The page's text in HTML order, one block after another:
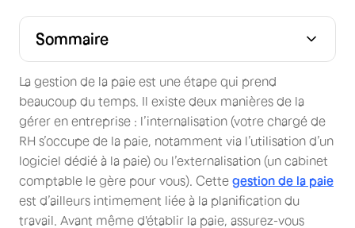
La gestion de la paie est une étape qui prend
beaucoup du temps. Il existe deux manières de la
gérer en entreprise : l’internalisation (votre chargé de
RH s’occupe de la paie, notamment via l’utilisation d’un
logiciel dédié à la paie) ou l’externalisation (un cabinet
comptable le gère pour vous). Cette gestion de la paie
est d’ailleurs intimement liée à la planification du
travail. Avant même d'établir la paie, assurez-vous
Sommaire